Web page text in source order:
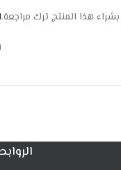
هذا المنتج ترك مراجعة.